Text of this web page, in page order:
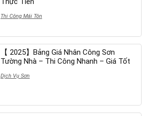
Thi Công Mái Tôn
【 2025】Bảng Giá Nhân Công Sơn
Tường Nhà – Thi Công Nhanh – Giá Tốt
Dịch Vụ Sơn